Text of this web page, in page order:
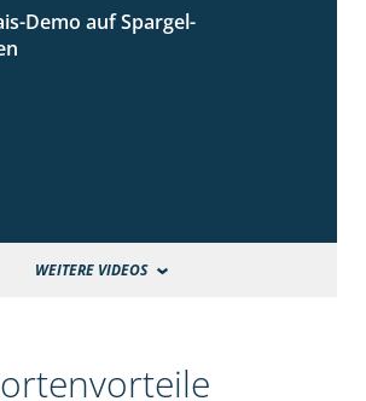
Demo auf Spargel-
WEITERE VIDEOS